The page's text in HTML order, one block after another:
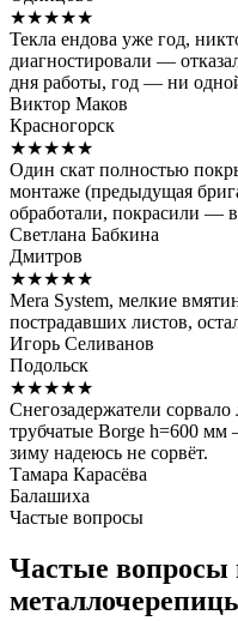
★★★★★
Текла ендова уже год,
диагностировали —
дня работы, год — ни
Виктор Маков
Красногорск
★★★★★
Один скат полностью
монтаже (предыдущая
обработали, покрасили —
Светлана Бабкина
Дмитров
★★★★★
Mera System, мелкие
пострадавших листов,
Игорь Селиванов
Подольск
★★★★★
Снегозадержатели
трубчатые Borge h=600
зиму надеюсь не сорвёт.
Тамара Карасёва
Балашиха
Частые вопросы
Частые вопросы